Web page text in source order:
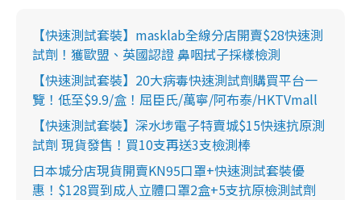
【快速測試套裝】masklab全線分店開賣$28快速測
試劑！獲歐盟、英國認證 鼻咽拭子採樣檢測
【快速測試套裝】20大病毒快速測試劑購買平台一
覽！低至$9.9/盒！屈臣氏/萬寧/阿布泰/HKTVmall
【快速測試套裝】深水埗電子特賣城$15快速抗原測
試劑 現貨發售！買10支再送3支檢測棒
日本城分店現貨開賣KN95口罩+快速測試套裝優
惠！$128買到成人立體口罩2盒+5支抗原檢測試劑